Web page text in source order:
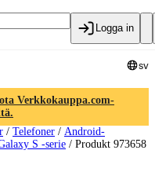
Logga in
sv
Verkkokauppa.com-
/ Telefoner / Android-
S -serie / Produkt 973658